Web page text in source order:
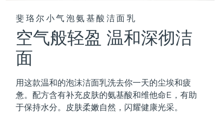
斐珞尔小气泡氨基酸洁面乳
空气般轻盈 温和深彻洁
面
用这款温和的泡沫洁面乳洗去你一天的尘埃和疲
惫。配方含有补充皮肤的氨基酸和维他命E，有助
于保持水分。皮肤柔嫩自然，闪耀健康光采。